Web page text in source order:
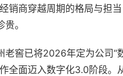
销商穿越周期的格局与担
。
老窖已将2026年定为公司“
全面迈入数字化3.0阶段。